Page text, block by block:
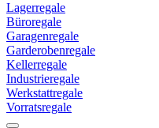
Lagerregale
Büroregale
Garagenregale
Garderobenregale
Kellerregale
Industrieregale
Werkstattregale
Vorratsregale